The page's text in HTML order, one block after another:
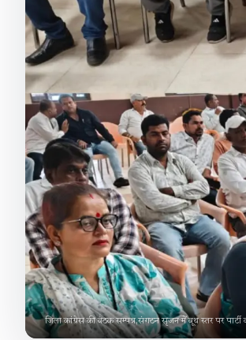
जिला कांग्रेस की बैठक सम्पन्न,संगठन सृजन में बूथ स्तर पर